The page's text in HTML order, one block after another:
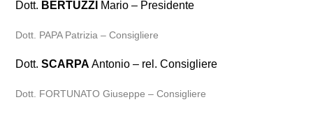
Dott. BERTUZZI Mario – Presidente
Dott. PAPA Patrizia – Consigliere
Dott.SCARPA Antonio – rel. Consigliere
Dott. FORTUNATO Giuseppe – Consigliere